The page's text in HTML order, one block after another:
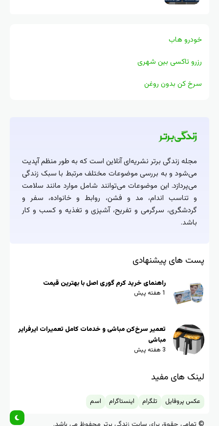
خودرو هاب
رزرو تاکسی بین شهری
سرخ کن بدون روغن
مجله زندگی برتر نشریه‌ای آنلاین است که به طور منظم آپدیت
می‌شود و به بررسی موضوعات مختلف مرتبط با سبک زندگی
می‌پردازد. این موضوعات می‌توانند شامل موارد مانند سلامت
و تناسب اندام، مد و فشن، روابط و خانواده، سفر و
گردشگری، سرگرمی و تفریح، آشپزی و تغذیه و کسب و کار
باشد.
پست های پیشنهادی
راهنمای خرید کرم گوری اصل با بهترین قیمت
1 هفته پیش
تعمیر سرخ‌کن مباشی و خدمات کامل تعمیرات ایرفرایر
مباشی
3 هفته پیش
لینک های مفید
عکس پروفایل تلگرام اینستاگرام اسم